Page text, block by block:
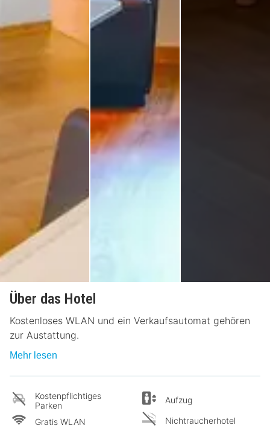
Über das Hotel
Kostenloses WLAN und ein Verkaufsautomat gehören
zur Austattung.
Mehr lesen
Kostenpflichtiges
Parken
Gratis WLAN
Aufzug
Nichtraucherhotel